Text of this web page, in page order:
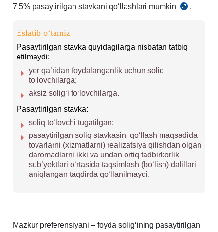
7,5% pasaytirilgan stavkani qoʻllashlari mumkin
SK
11-
.
Eslatib oʻtamiz
Pasaytirilgan stavka quyidagilarga nisbatan tatbiq
etilmaydi:
yer qa’ridan foydalanganlik uchun soliq
toʻlovchilarga;
aksiz soligʻi toʻlovchilarga.
Pasaytirilgan stavka:
soliq toʻlovchi tugatilgan;
pasaytirilgan soliq stavkasini qoʻllash maqsadida
tovarlarni (хizmatlarni) realizatsiya qilishdan olgan
daromadlarni ikki va undan ortiq tadbirkorlik
sub’yektlari oʻrtasida taqsimlash (boʻlish) dalillari
aniqlangan taqdirda qoʻllanilmaydi.
Mazkur preferensiyani – foyda soligʻining pasaytirilgan